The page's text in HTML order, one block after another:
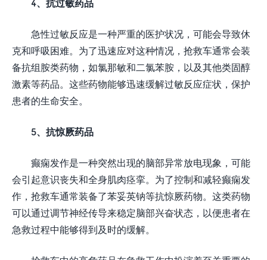
4、抗过敏药品
急性过敏反应是一种严重的医护状况，可能会导致休
克和呼吸困难。为了迅速应对这种情况，抢救车通常会装
备抗组胺类药物，如氯那敏和二氯苯胺，以及其他类固醇
激素等药品。这些药物能够迅速缓解过敏反应症状，保护
患者的生命安全。
5、抗惊厥药品
癫痫发作是一种突然出现的脑部异常放电现象，可能
会引起意识丧失和全身肌肉痉挛。为了控制和减轻癫痫发
作，抢救车通常装备了苯妥英钠等抗惊厥药物。这类药物
可以通过调节神经传导来稳定脑部兴奋状态，以便患者在
急救过程中能够得到及时的缓解。